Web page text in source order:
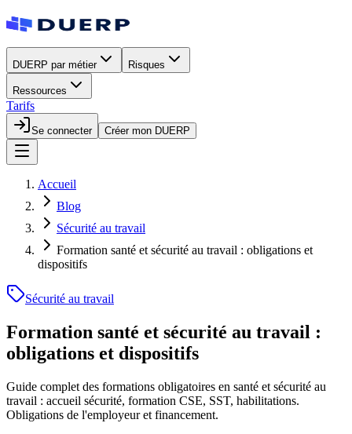
DUERP par métier Risques
Ressources
Tarifs
Se connecter Créer mon DUERP
Accueil
Blog
Sécurité au travail
Formation santé et sécurité au travail : obligations et
dispositifs
Sécurité au travail
Formation santé et sécurité au travail :
obligations et dispositifs
Guide complet des formations obligatoires en santé et sécurité au
travail : accueil sécurité, formation CSE, SST, habilitations.
Obligations de l'employeur et financement.